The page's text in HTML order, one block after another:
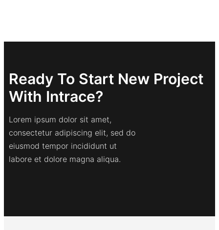
Ready To Start New Project
With Intrace?
Lorem ipsum dolor sit amet,
consectetur adipiscing elit, sed do
eiusmod tempor incididunt ut
labore et dolore magna aliqua.